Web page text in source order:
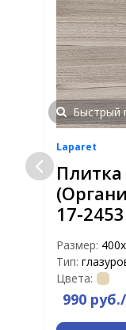
Быстрый
Laparet
Плитка
17-
Размер:
Тип:
Цвета:
990